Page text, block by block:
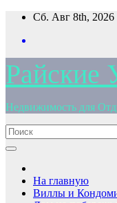
Перейти
содержимому
Сб. Авг 8th, 2026
Райские
Недвижимость для
На главную
Виллы и